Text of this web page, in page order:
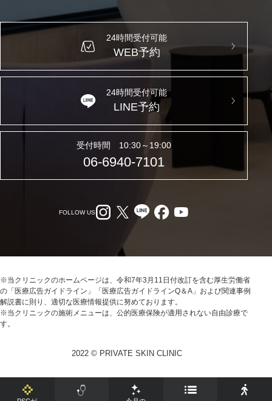
24時間受付可能
WEB予約
24時間受付可能
LINE予約
受付時間 10:30～19:00
06-6940-7101
FOLLOW US
※当クリニックのホームページは、令和7年3月11日付改訂を含む厚生労働省
の「医療広告ガイドライン」「医療広告ガイドラインQ＆A」および関連事例
解説書に則り、適切な医療情報提供に努めております。
※当クリニックの施術メニューは、公的医療保険が適用されない自由診療で
す。
2022 © PRIVATE SKIN CLINIC